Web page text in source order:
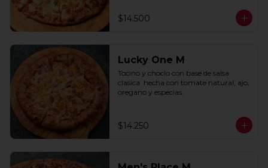
$14.500
Lucky One M
Tocino y choclo con base de salsa
clasica  hecha con tomate natural, ajo,
oregano y especias.
$14.250